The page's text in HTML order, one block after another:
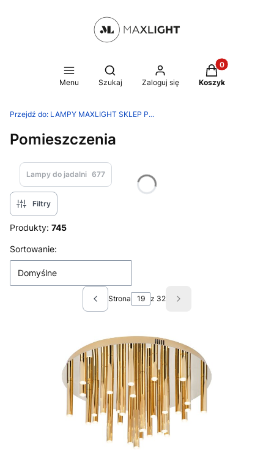
Menu
Otwórz wyszukiwarkę
Szukaj Zaloguj się
Produkty w
Koszyk
Przejdź do: LAMPY MAXLIGHT SKLEP PRODUCENTA
Pomieszczenia
Lampy do jadalni 677
Filtry
Produkty: 745
Lista produktów
Sortowanie:
Domyślne
Poprzednie produkty
Strona z 32 Następne produkty